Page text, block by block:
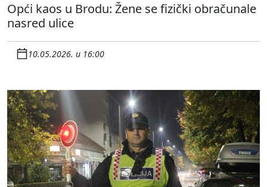
Opći kaos u Brodu: Žene se fizički obračunale
nasred ulice
10.05.2026. u 16:00